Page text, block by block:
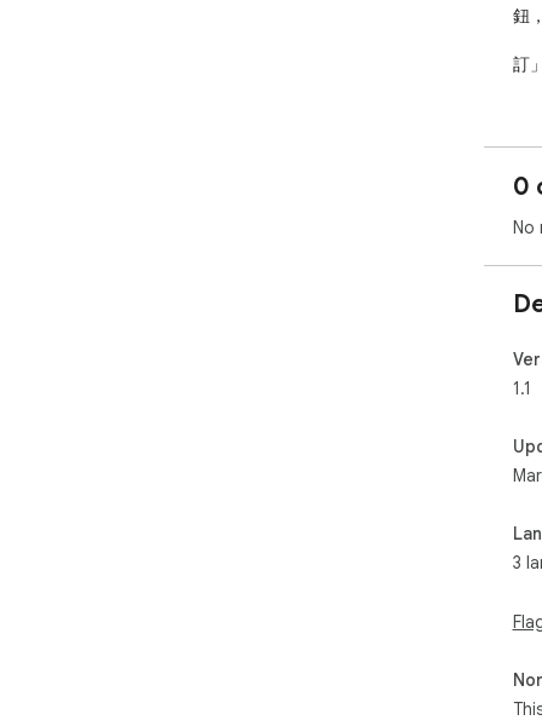
鈕
訂
● 智慧記憶：自動記住您上次選擇
● 極簡介面：現代化的開關設計與
🚀
● 📖 線上閱讀：閱讀長篇論文或小
動
0
No
1.1
3